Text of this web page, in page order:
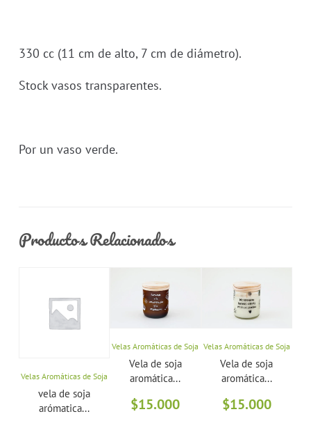
330 cc (11 cm de alto, 7 cm de diámetro).
Stock vasos transparentes.
Por un vaso verde.
Productos Relacionados
Velas Aromáticas de Soja
vela de soja
arómatica...
Velas Aromáticas de Soja
Vela de soja
aromática...
$15.000
Velas Aromáticas de Soja
Vela de soja
aromática...
$15.000